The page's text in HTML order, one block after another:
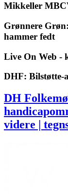
Mikkeller
Grønnere
hammer fedt
Live On Web -
DHF: Bilstøtte-
DH
videre |